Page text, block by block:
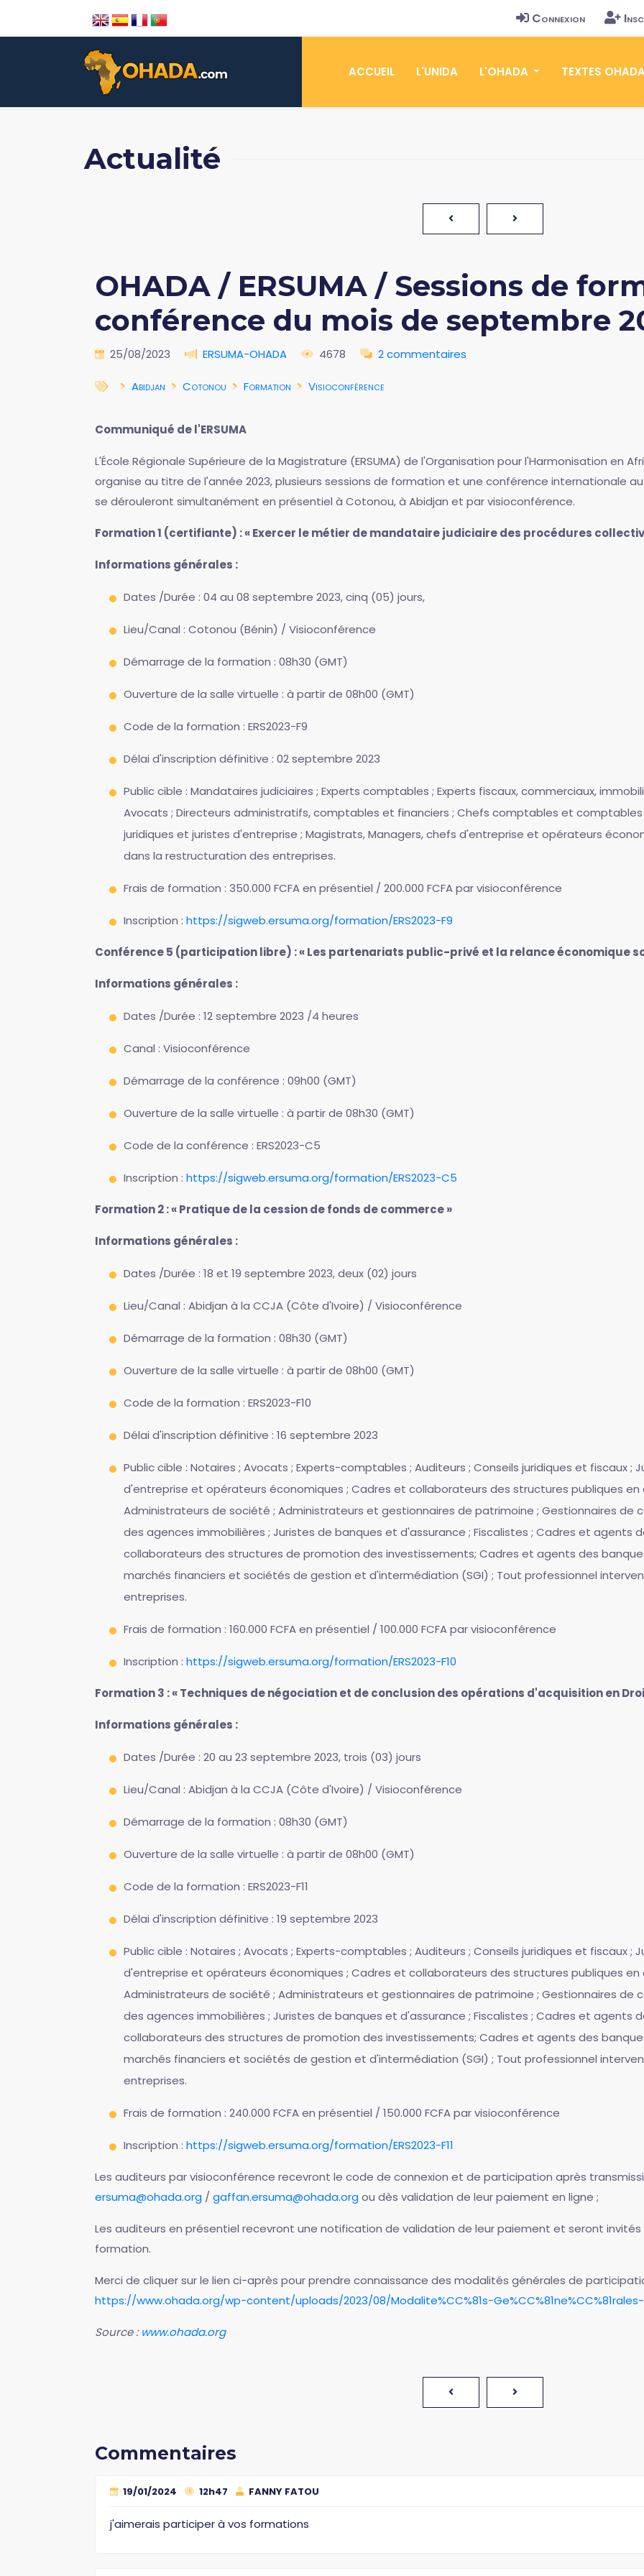
Connexion
ACCUEIL L'UNIDA L'OHADA TEXTES
Actualité
OHADA / ERSUMA / Sessions de
conférence du mois de septembre
25/08/2023 ERSUMA-OHADA 4678 2 commentaires
Abidjan Cotonou Formation Visioconférence
Communiqué de l'ERSUMA
L'École Régionale Supérieure de la Magistrature (ERSUMA) de l'Organisation pour l'Harmonisation en
organise au titre de l'année 2023, plusieurs sessions de formation et une conférence internationale
se dérouleront simultanément en présentiel à Cotonou, à Abidjan et par visioconférence.
Formation 1 (certifiante) : « Exercer le métier de mandataire judiciaire des procédures
Informations générales :
Dates /Durée : 04 au 08 septembre 2023, cinq (05) jours,
Lieu/Canal : Cotonou (Bénin) / Visioconférence
Démarrage de la formation : 08h30 (GMT)
Ouverture de la salle virtuelle : à partir de 08h00 (GMT)
Code de la formation : ERS2023-F9
Délai d'inscription définitive : 02 septembre 2023
Public cible : Mandataires judiciaires ; Experts comptables ; Experts fiscaux, commerciaux,
Avocats ; Directeurs administratifs, comptables et financiers ; Chefs comptables et comptables
juridiques et juristes d'entreprise ; Magistrats, Managers, chefs d'entreprise et opérateurs
dans la restructuration des entreprises.
Frais de formation : 350.000 FCFA en présentiel / 200.000 FCFA par visioconférence
Inscription : https://sigweb.ersuma.org/formation/ERS2023-F9
Conférence 5 (participation libre) : « Les partenariats public-privé et la relance économique
Informations générales :
Dates /Durée : 12 septembre 2023 /4 heures
Canal : Visioconférence
Démarrage de la conférence : 09h00 (GMT)
Ouverture de la salle virtuelle : à partir de 08h30 (GMT)
Code de la conférence : ERS2023-C5
Inscription : https://sigweb.ersuma.org/formation/ERS2023-C5
Formation 2 : « Pratique de la cession de fonds de commerce »
Informations générales :
Dates /Durée : 18 et 19 septembre 2023, deux (02) jours
Lieu/Canal : Abidjan à la CCJA (Côte d'Ivoire) / Visioconférence
Démarrage de la formation : 08h30 (GMT)
Ouverture de la salle virtuelle : à partir de 08h00 (GMT)
Code de la formation : ERS2023-F10
Délai d'inscription définitive : 16 septembre 2023
Public cible : Notaires ; Avocats ; Experts-comptables ; Auditeurs ; Conseils juridiques et fiscaux ;
d'entreprise et opérateurs économiques ; Cadres et collaborateurs des structures publiques en
Administrateurs de société ; Administrateurs et gestionnaires de patrimoine ; Gestionnaires de
des agences immobilières ; Juristes de banques et d'assurance ; Fiscalistes ; Cadres et agents
collaborateurs des structures de promotion des investissements; Cadres et agents des
marchés financiers et sociétés de gestion et d'intermédiation (SGI) ; Tout professionnel
entreprises.
Frais de formation : 160.000 FCFA en présentiel / 100.000 FCFA par visioconférence
Inscription : https://sigweb.ersuma.org/formation/ERS2023-F10
Formation 3 : « Techniques de négociation et de conclusion des opérations d'acquisition en
Informations générales :
Dates /Durée : 20 au 23 septembre 2023, trois (03) jours
Lieu/Canal : Abidjan à la CCJA (Côte d'Ivoire) / Visioconférence
Démarrage de la formation : 08h30 (GMT)
Ouverture de la salle virtuelle : à partir de 08h00 (GMT)
Code de la formation : ERS2023-F11
Délai d'inscription définitive : 19 septembre 2023
Public cible : Notaires ; Avocats ; Experts-comptables ; Auditeurs ; Conseils juridiques et fiscaux ;
d'entreprise et opérateurs économiques ; Cadres et collaborateurs des structures publiques en
Administrateurs de société ; Administrateurs et gestionnaires de patrimoine ; Gestionnaires de
des agences immobilières ; Juristes de banques et d'assurance ; Fiscalistes ; Cadres et agents
collaborateurs des structures de promotion des investissements; Cadres et agents des
marchés financiers et sociétés de gestion et d'intermédiation (SGI) ; Tout professionnel
entreprises.
Frais de formation : 240.000 FCFA en présentiel / 150.000 FCFA par visioconférence
Inscription : https://sigweb.ersuma.org/formation/ERS2023-F11
Les auditeurs par visioconférence recevront le code de connexion et de participation après
ersuma@ohada.org / gaffan.ersuma@ohada.orgou dès validation de leur paiement en ligne ;
Les auditeurs en présentiel recevront une notification de validation de leur paiement et seront
formation.
Merci de cliquer sur le lien ci-après pour prendre connaissance des modalités générales de
https://www.ohada.org/wp-content/uploads/2023/08/Modalite%CC%81s-Ge%CC%81ne%CC%81rales-
Source :www.ohada.org
Commentaires
19/01/2024 12h47 FANNY FATOU
j'aimerais participer à vos formations